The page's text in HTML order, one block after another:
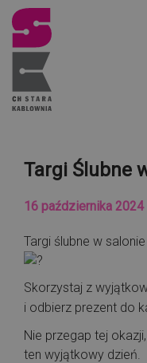
Targi Ślubne
16 października 2024
Targi ślubne w
Skorzystaj z
i odbierz prezent do
Nie przegap tej
ten wyjątkowy dzień.